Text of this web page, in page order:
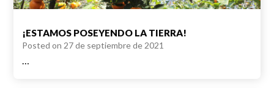
¡ESTAMOS POSEYENDO LA TIERRA!
Posted on 27 de septiembre de 2021
…